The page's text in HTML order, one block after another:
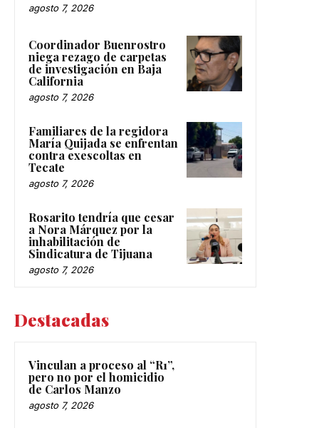
agosto 7, 2026
Coordinador Buenrostro
niega rezago de carpetas
de investigación en Baja
California
agosto 7, 2026
Familiares de la regidora
María Quijada se enfrentan
contra exescoltas en
Tecate
agosto 7, 2026
Rosarito tendría que cesar
a Nora Márquez por la
inhabilitación de
Sindicatura de Tijuana
agosto 7, 2026
Destacadas
Vinculan a proceso al “R1”,
pero no por el homicidio
de Carlos Manzo
agosto 7, 2026